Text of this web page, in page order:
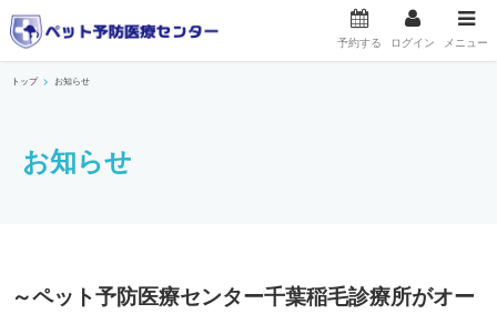
予約する ログイン メニュー
トップ お知らせ
お知らせ
～ペット予防医療センター千葉稲毛診療所がオー